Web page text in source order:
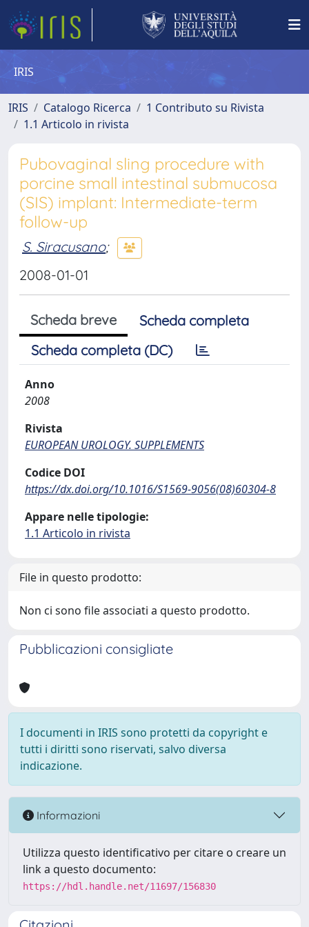
IRIS
IRIS Catalogo Ricerca
1 Contributo su Rivista
1.1 Articolo in rivista
Pubovaginal sling procedure with
porcine small intestinal submucosa
(SIS) implant: Intermediate-term
follow-up
S. Siracusano;
2008-01-01
Scheda breve
Scheda completa
Scheda completa (DC)
Anno
2008
Rivista
EUROPEAN UROLOGY. SUPPLEMENTS
Codice DOI
https://dx.doi.org/10.1016/S1569-9056(08)60304-8
Appare nelle tipologie:
1.1 Articolo in rivista
File in questo prodotto:
Non ci sono file associati a questo prodotto.
Pubblicazioni consigliate
I documenti in IRIS sono protetti da copyright e
tutti i diritti sono riservati, salvo diversa
indicazione.
Informazioni
Utilizza questo identificativo per citare o creare un
link a questo documento:
https://hdl.handle.net/11697/156830